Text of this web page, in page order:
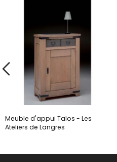
Meuble d'appui Talos - Les
Ateliers de Langres